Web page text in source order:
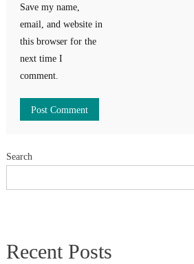
Save my name,
email, and website in
this browser for the
next time I
comment.
Search
Recent Posts